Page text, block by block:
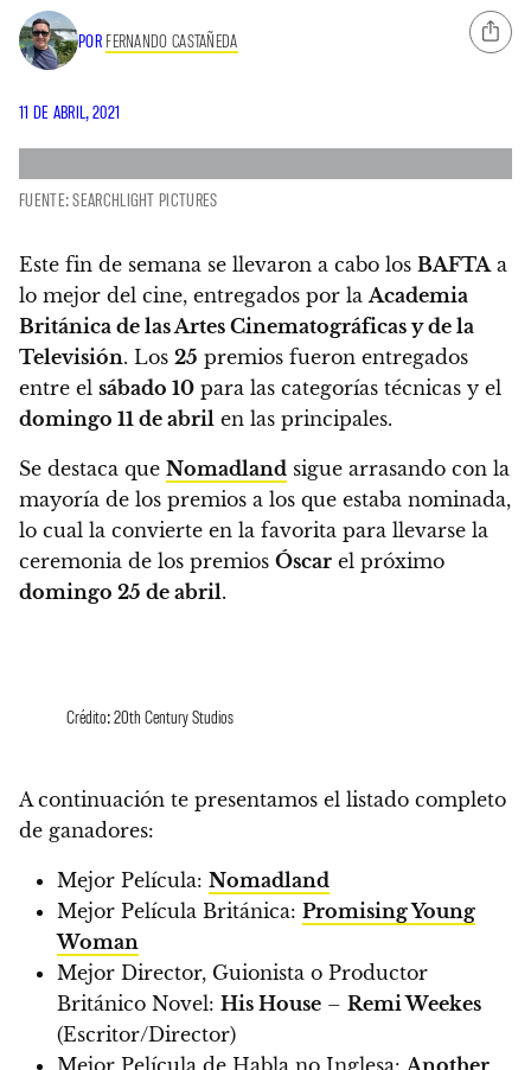
POR FERNANDO CASTAÑEDA
11 DE ABRIL, 2021
FUENTE: SEARCHLIGHT PICTURES
Este fin de semana se llevaron a cabo los BAFTA a
lo mejor del cine, entregados por la Academia
Británica de las Artes Cinematográficas y de la
Televisión. Los 25 premios fueron entregados
entre el sábado 10 para las categorías técnicas y el
domingo 11 de abril en las principales.
Se destaca que Nomadland sigue arrasando con la
mayoría de los premios a los que estaba nominada,
lo cual la convierte en la favorita para llevarse la
ceremonia de los premios Óscar el próximo
domingo 25 de abril.
Crédito: 20th Century Studios
A continuación te presentamos el listado completo
de ganadores:
Mejor Película: Nomadland
Mejor Película Británica: Promising Young
Woman
Mejor Director, Guionista o Productor
Británico Novel: His House – Remi Weekes
(Escritor/Director)
Mejor Película de Habla no Inglesa: Another